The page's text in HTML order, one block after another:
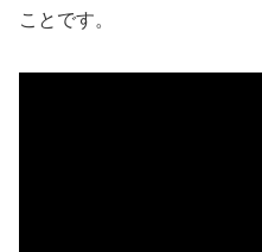
ことです。